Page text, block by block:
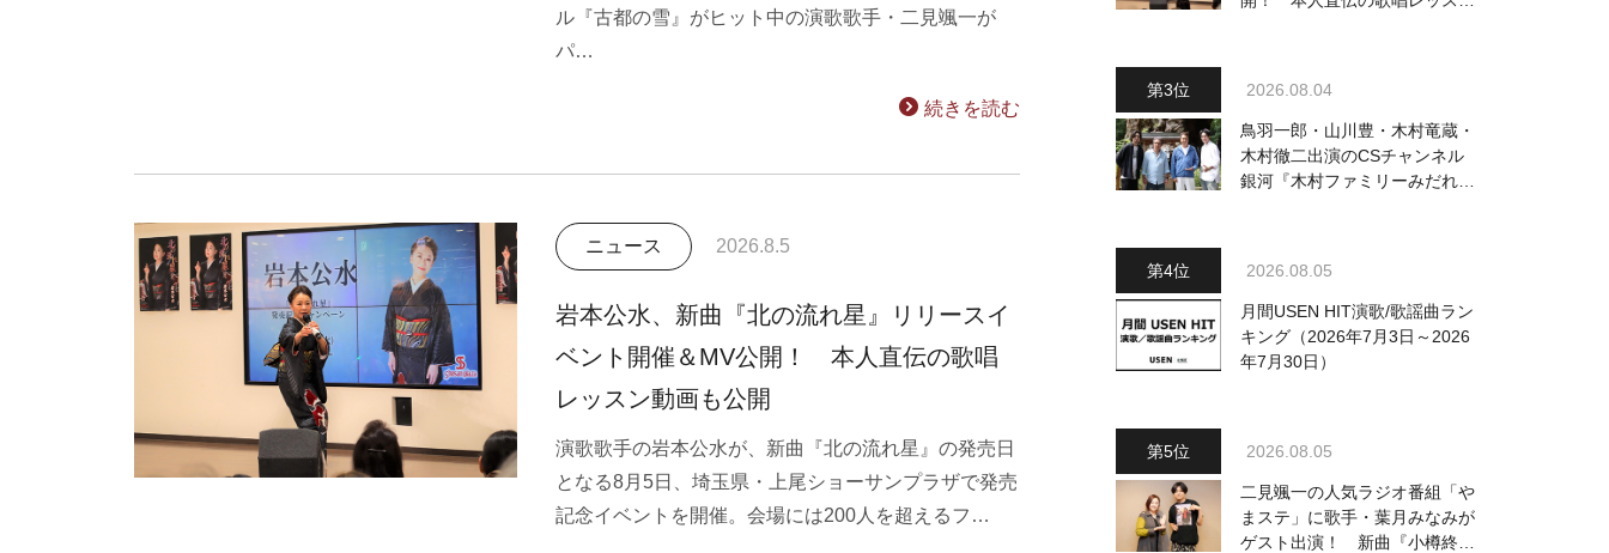
ル『古都の雪』がヒット中の演歌歌手・二見颯一が
パ…
続きを読む
ニュース 2026.8.5
岩本公水、新曲『北の流れ星』リリースイ
ベント開催＆MV公開！ 本人直伝の歌唱
レッスン動画も公開
演歌歌手の岩本公水が、新曲『北の流れ星』の発売日
となる8月5日、埼玉県・上尾ショーサンプラザで発売
記念イベントを開催。会場には200人を超えるフ…
2026.08.04
鳥羽一郎・山川豊・木村竜蔵・
木村徹二出演のCSチャンネル
銀河『木村ファミリーみだれ旅
2026.08.05
月間USEN HIT演歌/歌謡曲ラン
キング（2026年7月3日～2026
年7月30日）
2026.08.05
二見颯一の人気ラジオ番組「や
まステ」に歌手・葉月みなみが
ゲスト出演！ 新曲『小樽終着